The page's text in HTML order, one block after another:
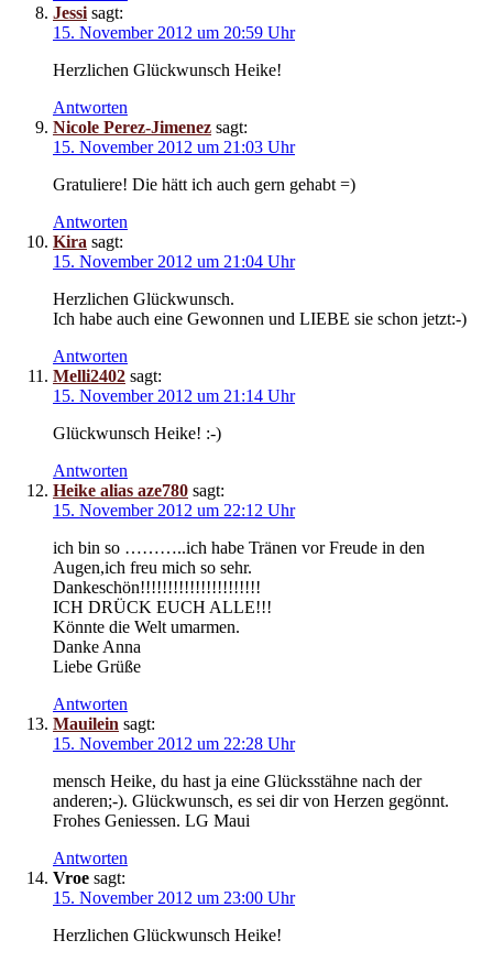
Jessi sagt:
15. November 2012 um 20:59 Uhr
Herzlichen Glückwunsch Heike!
Antworten
Nicole Perez-Jimenez sagt:
15. November 2012 um 21:03 Uhr
Gratuliere! Die hätt ich auch gern gehabt =)
Antworten
Kira sagt:
15. November 2012 um 21:04 Uhr
Herzlichen Glückwunsch.
Ich habe auch eine Gewonnen und LIEBE sie schon jetzt:-)
Antworten
Melli2402 sagt:
15. November 2012 um 21:14 Uhr
Glückwunsch Heike! :-)
Antworten
Heike alias aze780 sagt:
15. November 2012 um 22:12 Uhr
ich bin so ………..ich habe Tränen vor Freude in den
Augen,ich freu mich so sehr.
Dankeschön!!!!!!!!!!!!!!!!!!!!!!
ICH DRÜCK EUCH ALLE!!!
Könnte die Welt umarmen.
Danke Anna
Liebe Grüße
Antworten
Mauilein sagt:
15. November 2012 um 22:28 Uhr
mensch Heike, du hast ja eine Glücksstähne nach der
anderen;-). Glückwunsch, es sei dir von Herzen gegönnt.
Frohes Geniessen. LG Maui
Antworten
Vroe sagt:
15. November 2012 um 23:00 Uhr
Herzlichen Glückwunsch Heike!